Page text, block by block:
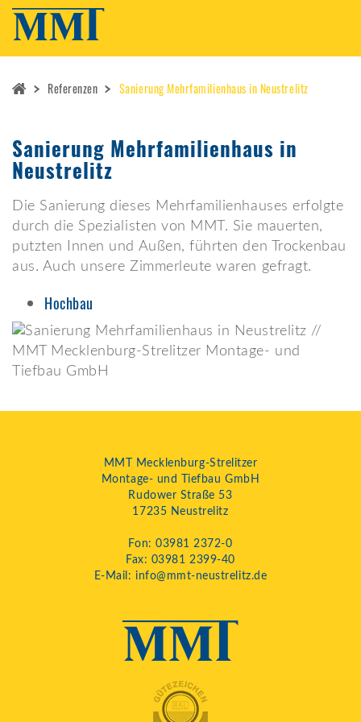
Referenzen Sanierung Mehrfamilienhaus in Neustrelitz
Sanierung Mehrfamilienhaus in
Neustrelitz
Die Sanierung dieses Mehrfamilienhauses erfolgte
durch die Spezialisten von MMT. Sie mauerten,
putzten Innen und Außen, führten den Trockenbau
aus. Auch unsere Zimmerleute waren gefragt.
Hochbau
MMT Mecklenburg-Strelitzer
Montage- und Tiefbau GmbH
Rudower Straße 53
17235 Neustrelitz
Fon:03981 2372-0
Fax: 03981 2399-40
E-Mail: info@mmt-neustrelitz.de